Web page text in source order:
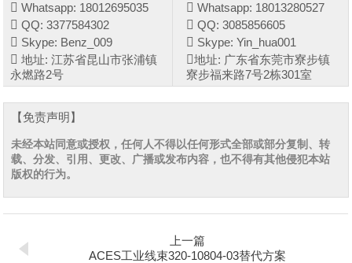
Whatsapp: 18012695035
QQ: 3377584302
Skype: Benz_009
地址: 江苏省昆山市张浦镇
永燃路2号
Whatsapp: 18013280527
QQ: 3085856605
Skype: Yin_hua001
地址: 广东省东莞市寮步镇
寮步福来路7号2栋301室
【免责声明】
未经本站同意或授权，任何人不得以任何形式全部或部分复制、转
载、分发、引用、更改、广播或发布内容，也不得有其他侵犯本站
版权的行为。
上一篇
ACES工业线束320-10804-03替代方案